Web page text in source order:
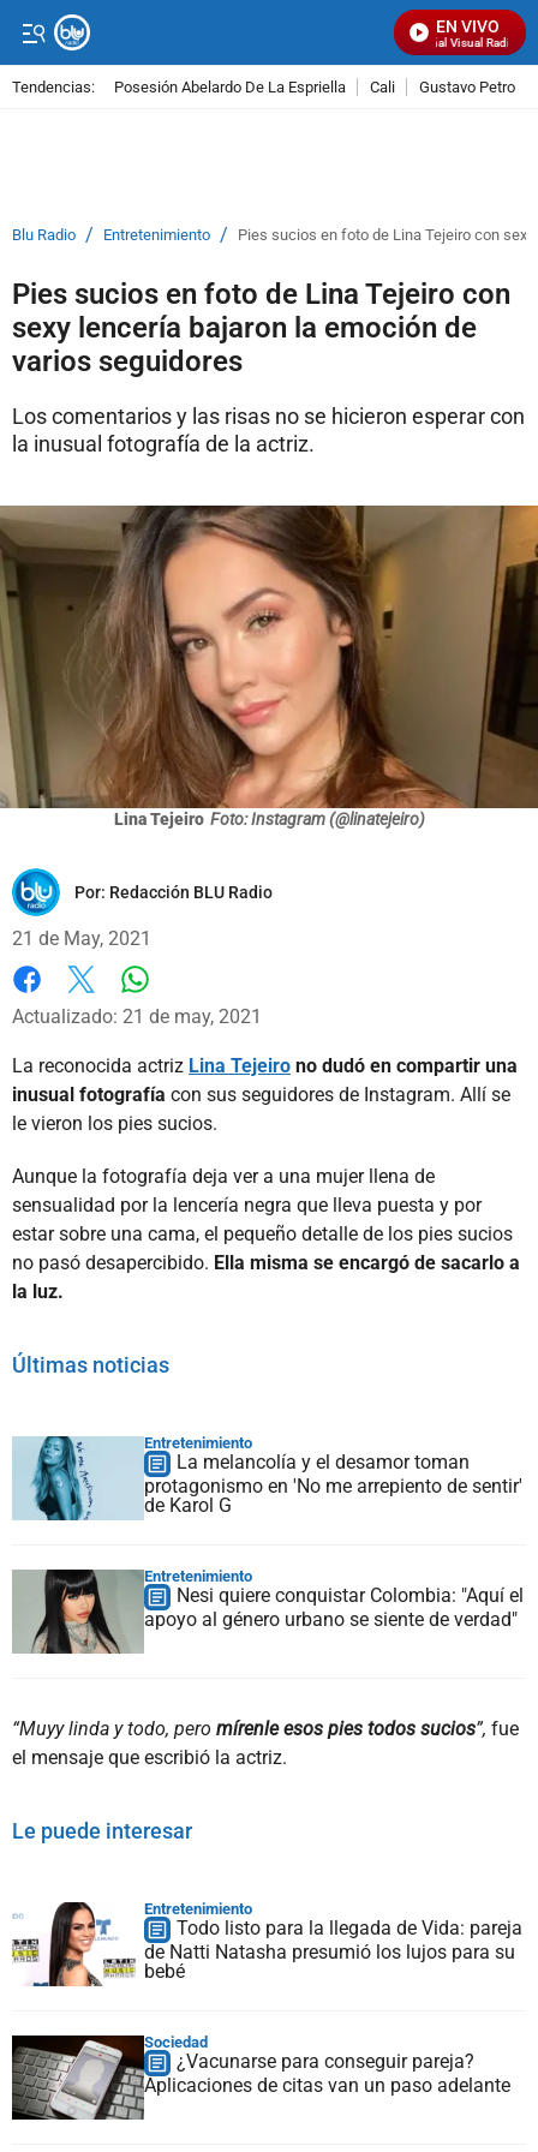
EN VIVO
Señal Visual Radio
Tendencias: Posesión Abelardo De La Espriella Cali Gustavo Petro
Blu Radio / Entretenimiento / Pies sucios en foto de Lina Tejeiro con
Pies sucios en foto de Lina Tejeiro con
sexy lencería bajaron la emoción de
varios seguidores
Los comentarios y las risas no se hicieron esperar con
la inusual fotografía de la actriz.
Lina Tejeiro Foto: Instagram (@linatejeiro)
Por: Redacción BLU Radio
21 de May, 2021
Facebook
X
Actualizado: 21 de may, 2021
La reconocida actriz Lina Tejeiro no dudó en compartir una
inusual fotografía con sus seguidores de Instagram. Allí se
le vieron los pies sucios.
Aunque la fotografía deja ver a una mujer llena de
sensualidad por la lencería negra que lleva puesta y por
estar sobre una cama, el pequeño detalle de los pies sucios
no pasó desapercibido. Ella misma se encargó de sacarlo a
la luz.
Últimas noticias
Entretenimiento
La melancolía y el desamor toman
protagonismo en 'No me arrepiento de sentir'
de Karol G
Entretenimiento
Nesi quiere conquistar Colombia: "Aquí el
apoyo al género urbano se siente de verdad"
“Muyy linda y todo, pero mírenle esos pies todos sucios”, fue
el mensaje que escribió la actriz.
Le puede interesar
Entretenimiento
Todo listo para la llegada de Vida: pareja
de Natti Natasha presumió los lujos para su
bebé
Sociedad
¿Vacunarse para conseguir pareja?
Aplicaciones de citas van un paso adelante